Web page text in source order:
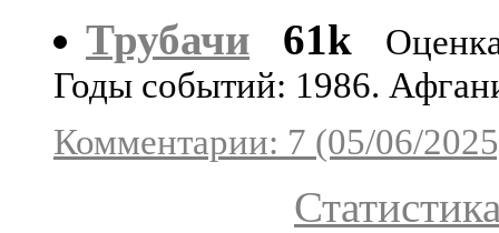
Трубачи 61k
Годы событий: 1986.
Комментарии: 7 (05/06/